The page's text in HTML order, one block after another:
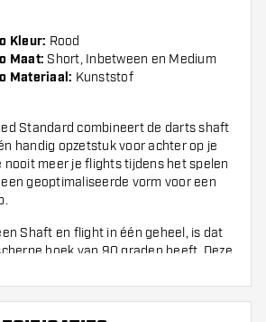
Kleur: Rood
Maat: Short, Inbetween en Medium
Materiaal: Kunststof
Standard combineert de darts shaft
handig opzetstuk voor achter op je
nooit meer je flights tijdens het spelen
geoptimaliseerde vorm voor een
Shaft en flight in één geheel, is dat
hoek van 90 graden heeft. Deze
op je dartpijl en vormt een meer
ten opzichte van een normale